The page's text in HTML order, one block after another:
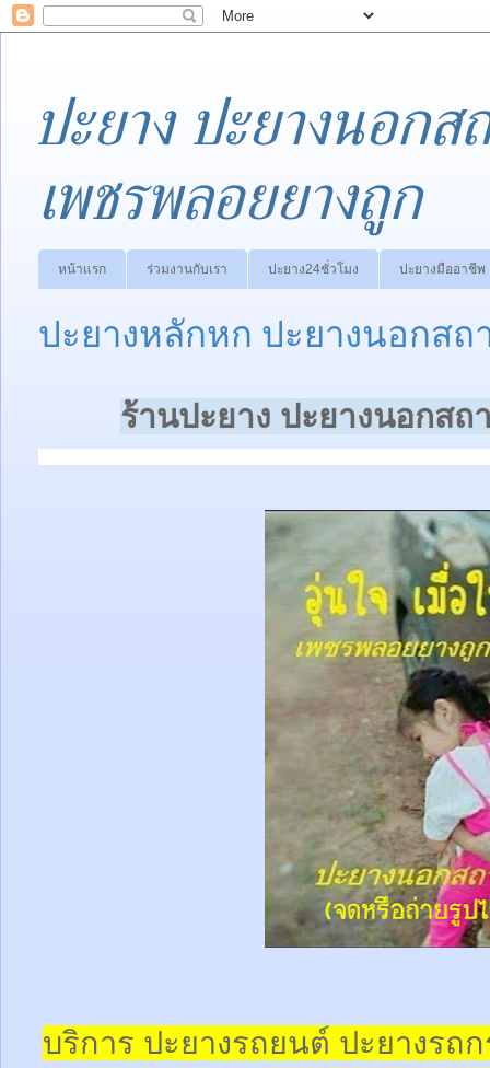
ปะยาง ปะยางนอก
เพชรพลอยยางถูก
หน้าแรก ร่วมงานกับเรา ปะยาง24ชั่วโมง ปะยางมืออาชีพ
ปะยางหลักหก ปะยางนอกสถ
ร้านปะยาง ปะยางนอกส
บริการ ปะยางรถยนต์ ปะยางรถ